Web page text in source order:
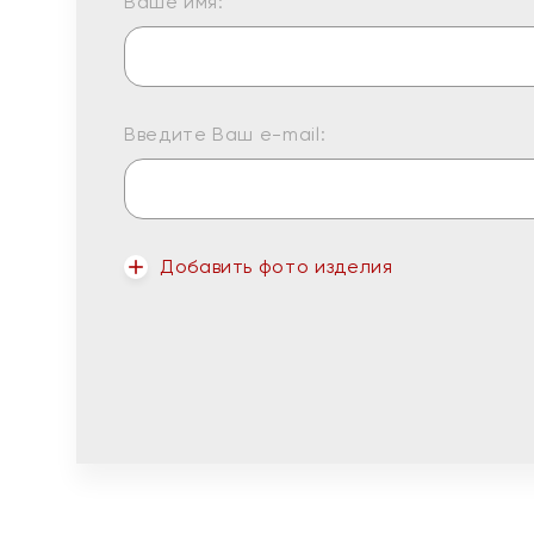
Введите Ваш e-mail:
Добавить фото изделия